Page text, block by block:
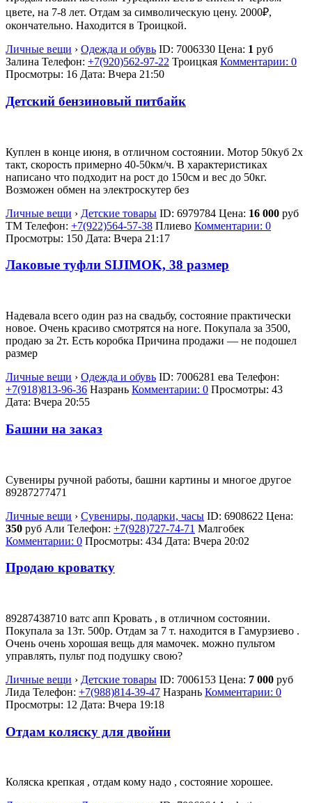
цвете, на 7-8 лет. Отдам за символическую цену. 2000₽,
окончательно. Находится в Троицкой.
Личные вещи › Одежда и обувь ID: 7006330 Цена: 1 руб
Залина Телефон: +7(920)562-97-22 Троицкая Комментарии: 0
Просмотры: 16 Дата: Вчера 21:50
Детский бензиновый питбайк
Куплен в конце июня, в отличном состоянии. Мотор 50куб 2х
такт, скорость примерно 40-50км/ч. В характеристиках
написано что подходит на рост до 150см и вес до 50кг.
Возможен обмен на электроскутер без
Личные вещи › Детские товары ID: 6979784 Цена: 16 000 руб
TM Телефон: +7(922)564-57-38 Плиево Комментарии: 0
Просмотры: 150 Дата: Вчера 21:17
Лаковые туфли SIJIMOK, 38 размер
Надевала всего один раз на свадьбу, состояние практически
новое. Очень красиво смотрятся на ноге. Покупала за 3500,
продаю за 2т. Есть коробка Причина продажи — не подошел
размер
Личные вещи › Одежда и обувь ID: 7006281 ева Телефон:
+7(918)813-96-36 Назрань Комментарии: 0 Просмотры: 43
Дата: Вчера 20:55
Башни на заказ
Сувениры ручной работы, башни картины и многое другое
89287277471
Личные вещи › Сувениры, подарки, часы ID: 6908622 Цена:
350 руб Али Телефон: +7(928)727-74-71 Малгобек
Комментарии: 0 Просмотры: 434 Дата: Вчера 20:02
Продаю кроватку
89287438710 ватс апп Кровать , в отличном состоянии.
Покупала за 13т. 500р. Отдам за 7 т. находится в Гамурзиево .
Очень очень хорошая вещь для мамочек. можно пультом
управлять, пульт под подушку свою?
Личные вещи › Детские товары ID: 7006153 Цена: 7 000 руб
Лида Телефон: +7(988)814-39-47 Назрань Комментарии: 0
Просмотры: 12 Дата: Вчера 19:18
Отдам коляску для двойни
Коляска крепкая , отдам кому надо , состояние хорошее.